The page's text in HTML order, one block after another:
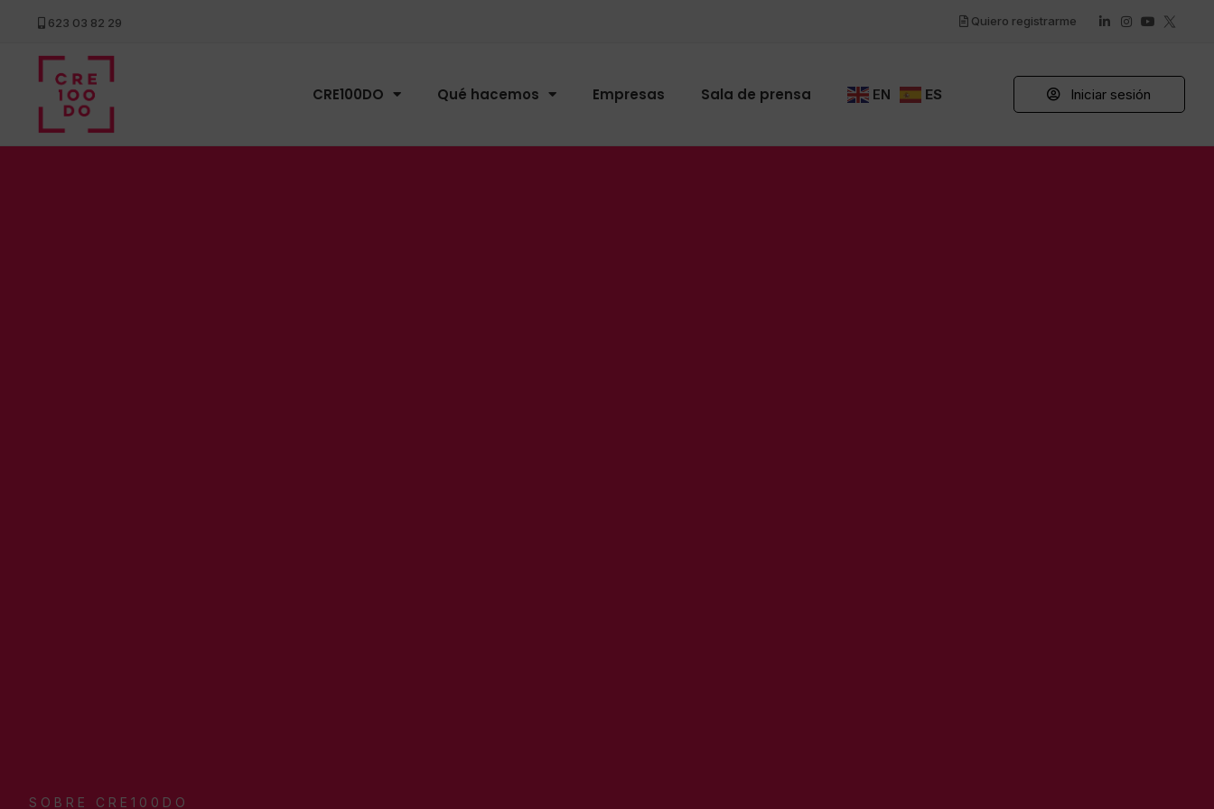
623 03 82 29 Quiero registrarme
CRE100DO Qué hacemos Empresas Sala de prensa EN ES Iniciar sesión
SOBRE CRE100DO